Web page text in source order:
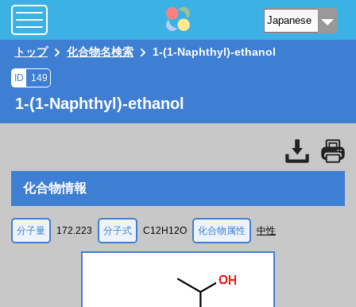
トップ 化合物名検索 1-(1-Naphthyl)-ethanol
ID 149
1-(1-Naphthyl)-ethanol
化合物情報
分子量 172.223 分子式 C12H12O 化合物属性 中性